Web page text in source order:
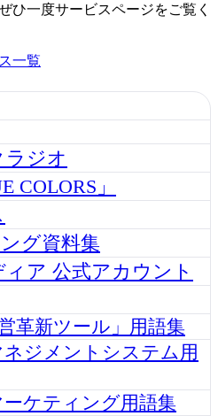
ひ一度サービスページをご覧く
一覧
ラジオ
COLORS」
グ資料集
ア 公式アカウント
革新ツール」用語集
ネジメントシステム用
ーケティング用語集